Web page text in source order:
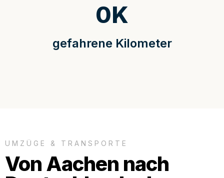
gefahrene Kilometer
0K
UMZÜGE & TRANSPORTE
Von Aachen nach